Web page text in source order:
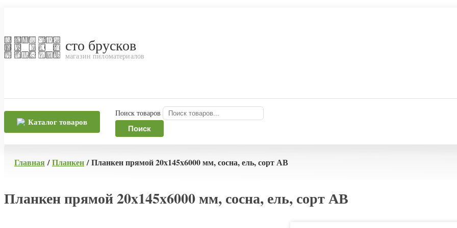
сто брусков
магазин пиломатериалов
Каталог товаров
Поиск товаров
Поиск
Главная/Планкен/ Планкен прямой 20x145x6000 мм, сосна, ель, сорт АВ
Планкен прямой 20x145x6000 мм, сосна, ель, сорт АВ